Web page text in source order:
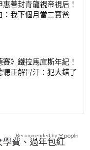
善封青龍視帝視后！
：我下個月當二寶爸
》鐵拉馬庫斯年紀！
聽正解冒汗：犯大錯了
費、過年包紅
Recommended by